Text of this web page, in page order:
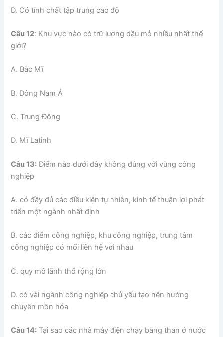
D. Có tính chất tập trung cao độ
Câu 12: Khu vực nào có trữ lượng dầu mỏ nhiều nhất thế
giới?
A. Bắc Mĩ
B. Đông Nam Á
C. Trung Đông
D. Mĩ Latinh
Câu 13:Điểm nào dưới đây không đúng với vùng công
nghiệp
A. có đầy đủ các điều kiện tự nhiên, kinh tế thuận lợi phát
triển một ngành nhất định
B. các điểm công nghiệp, khu công nghiệp, trung tâm
công nghiệp có mối liên hệ với nhau
C. quy mô lãnh thổ rộng lớn
D. có vài ngành công nghiệp chủ yếu tạo nên hướng
chuyên môn hóa
Câu 14: Tại sao các nhà máy điện chạy bằng than ở nước